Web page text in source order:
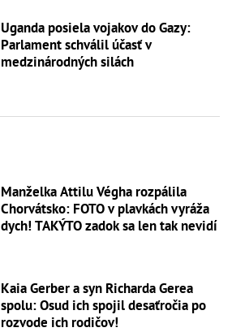
Uganda posiela vojakov do Gazy:
Parlament schválil účasť v
medzinárodných silách
Manželka Attilu Végha rozpálila
Chorvátsko: FOTO v plavkách vyráža
dych! TAKÝTO zadok sa len tak nevidí
Kaia Gerber a syn Richarda Gerea
spolu: Osud ich spojil desaťročia po
rozvode ich rodičov!